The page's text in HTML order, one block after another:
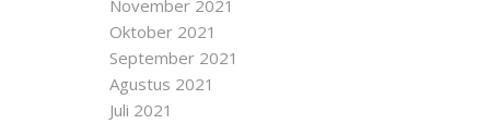
November 2021
Oktober 2021
September 2021
Agustus 2021
Juli 2021